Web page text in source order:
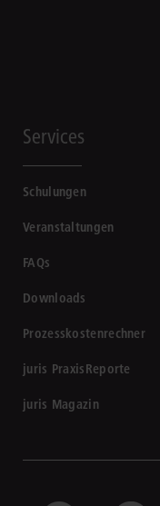
Services
Schulungen
Veranstaltungen
FAQs
Downloads
Prozesskostenrechner
juris PraxisReporte
juris Magazin